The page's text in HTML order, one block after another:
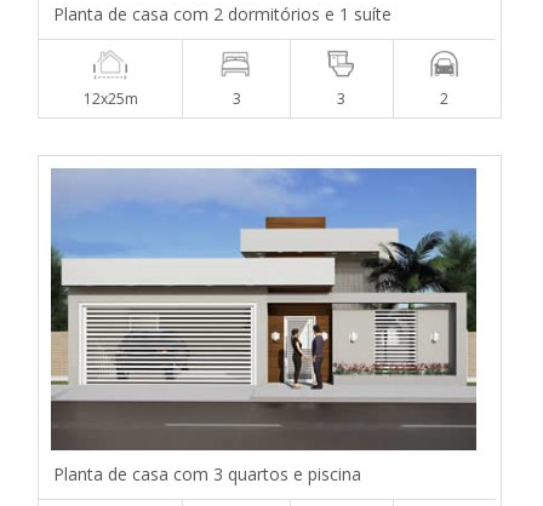
Planta de casa com 2 dormitórios e 1 suíte
12x25m 3 3 2
Planta de casa com 3 quartos e piscina